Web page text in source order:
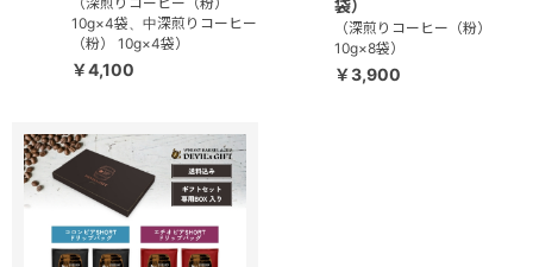
10g×4袋、中深煎りコーヒー
（粉） 10g×4袋）
￥4,100
袋）
（深煎りコーヒー（粉）
10g×8袋）
￥3,900